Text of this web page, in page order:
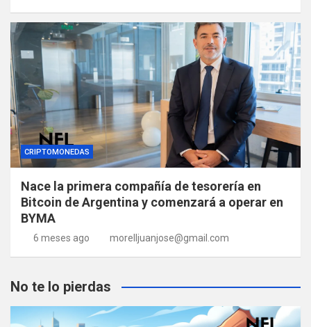
CRIPTOMONEDAS
Nace la primera compañía de tesorería en
Bitcoin de Argentina y comenzará a operar en
BYMA
6 meses ago morelljuanjose@gmail.com
No te lo pierdas